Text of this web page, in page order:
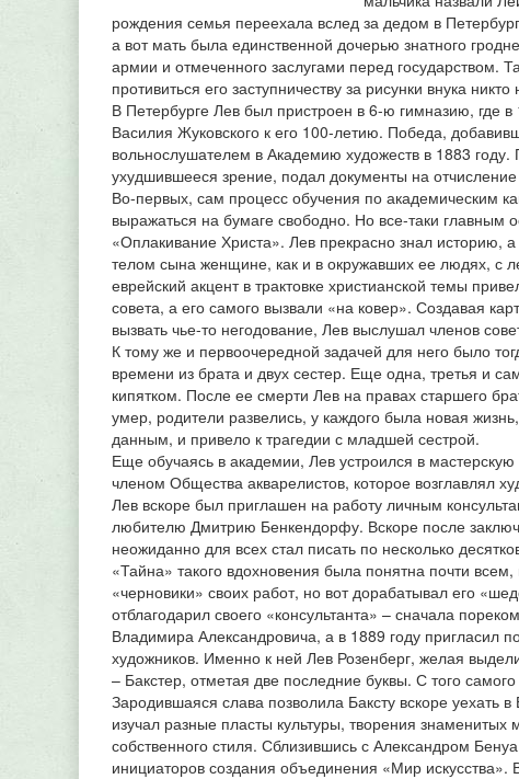
рождения семья переехала вслед за дедом в
а вот мать была единственной дочерью знатного
армии и отмеченного заслугами перед государством.
противиться его заступничеству за рисунки внука никто
В Петербурге Лев был пристроен в 6-ю гимназию, где
Василия Жуковского к его 100-летию. Победа,
вольнослушателем в Академию художеств в 1883
ухудшившееся зрение, подал документы на
Во-первых, сам процесс обучения по академическим
выражаться на бумаге свободно. Но все-таки главным
«Оплакивание Христа». Лев прекрасно знал историю,
телом сына женщине, как и в окружавших ее людях, с
еврейский акцент в трактовке христианской темы
совета, а его самого вызвали «на ковер». Создавая
вызвать чье-то негодование, Лев выслушал членов
К тому же и первоочередной задачей для него было
времени из брата и двух сестер. Еще одна, третья и
кипятком. После ее смерти Лев на правах старшего
умер, родители развелись, у каждого была новая
данным, и привело к трагедии с младшей сестрой.
Еще обучаясь в академии, Лев устроился в
членом Общества акварелистов, которое возглавлял
Лев вскоре был приглашен на работу личным
любителю Дмитрию Бенкендорфу. Вскоре после
неожиданно для всех стал писать по несколько
«Тайна» такого вдохновения была понятна почти
«черновики» своих работ, но вот дорабатывал его
отблагодарил своего «консультанта» – сначала
Владимира Александровича, а в 1889 году пригласил
художников. Именно к ней Лев Розенберг, желая
– Бакстер, отметая две последние буквы. С того
Зародившаяся слава позволила Баксту вскоре
изучал разные пласты культуры, творения
собственного стиля. Сблизившись с Александром
инициаторов создания объединения «Мир